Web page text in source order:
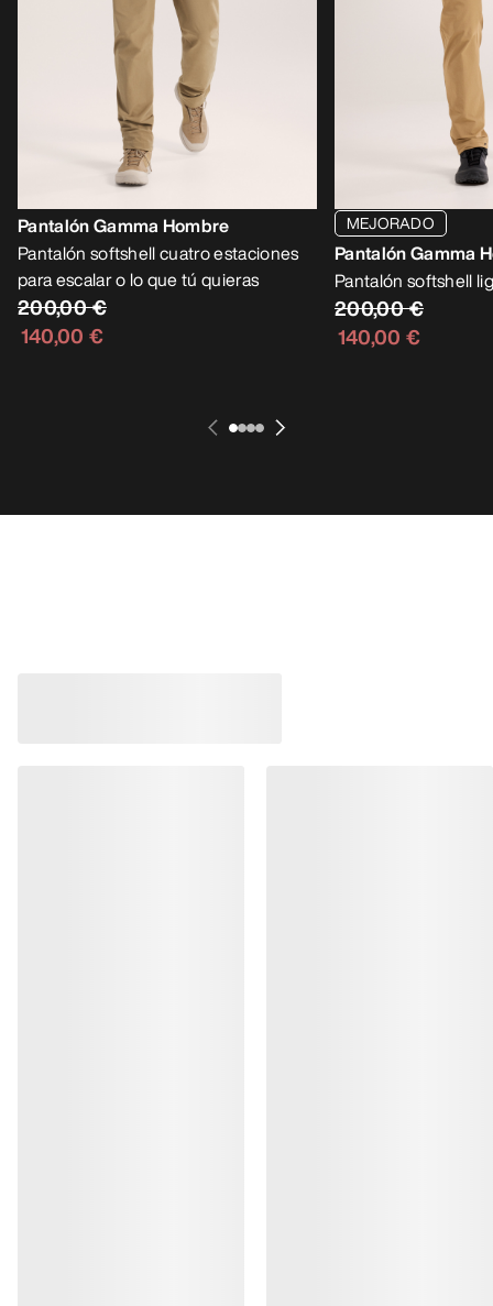
Pantalón Gamma Hombre
Pantalón softshell cuatro estaciones
para escalar o lo que tú quieras
200,00 €
140,00 €
MEJORADO
Pantalón Gamma
Pantalón softshell
200,00 €
140,00 €